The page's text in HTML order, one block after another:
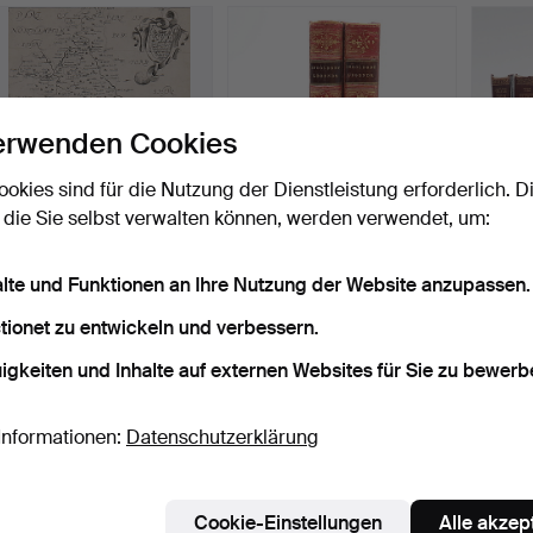
EINE KARTE
Gebot
34 USD
DIE INGOLDSBY-
1 Gebot
34 USD
EIN
64 USD
Cookies
sind für die Nutzung der Dienstleistung erforderlich.
Sie selbst verwalten können, werden verwendet, um:
und Funktionen an Ihre Nutzung der Website anzupassen.
zu entwickeln und verbessern.
und Inhalte auf externen Websites für Sie zu
Datenschutzerklärung
Cookie-Einstellungen Alle